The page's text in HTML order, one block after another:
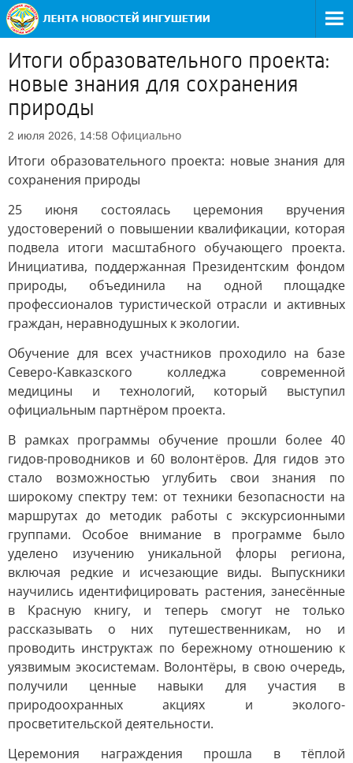
Итоги образовательного проекта:
новые знания для сохранения
природы
2 июля 2026, 14:58 Официально
Итоги образовательного проекта: новые знания для
сохранения природы
25 июня состоялась церемония вручения
удостоверений о повышении квалификации, которая
подвела итоги масштабного обучающего проекта.
Инициатива, поддержанная Президентским фондом
природы, объединила на одной площадке
профессионалов туристической отрасли и активных
граждан, неравнодушных к экологии.
Обучение для всех участников проходило на базе
Северо-Кавказского колледжа современной
медицины и технологий, который выступил
официальным партнёром проекта.
В рамках программы обучение прошли более 40
гидов-проводников и 60 волонтёров. Для гидов это
стало возможностью углубить свои знания по
широкому спектру тем: от техники безопасности на
маршрутах до методик работы с экскурсионными
группами. Особое внимание в программе было
уделено изучению уникальной флоры региона,
включая редкие и исчезающие виды. Выпускники
научились идентифицировать растения, занесённые
в Красную книгу, и теперь смогут не только
рассказывать о них путешественникам, но и
проводить инструктаж по бережному отношению к
уязвимым экосистемам. Волонтёры, в свою очередь,
получили ценные навыки для участия в
природоохранных акциях и эколого-
просветительской деятельности.
Церемония награждения прошла в тёплой